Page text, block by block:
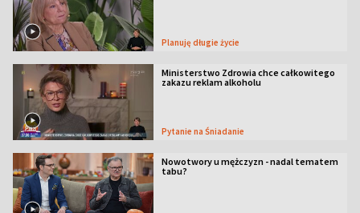
Planuję długie życie
Ministerstwo Zdrowia chce całkowitego
zakazu reklam alkoholu
Pytanie na Śniadanie
Nowotwory u mężczyzn - nadal tematem
tabu?